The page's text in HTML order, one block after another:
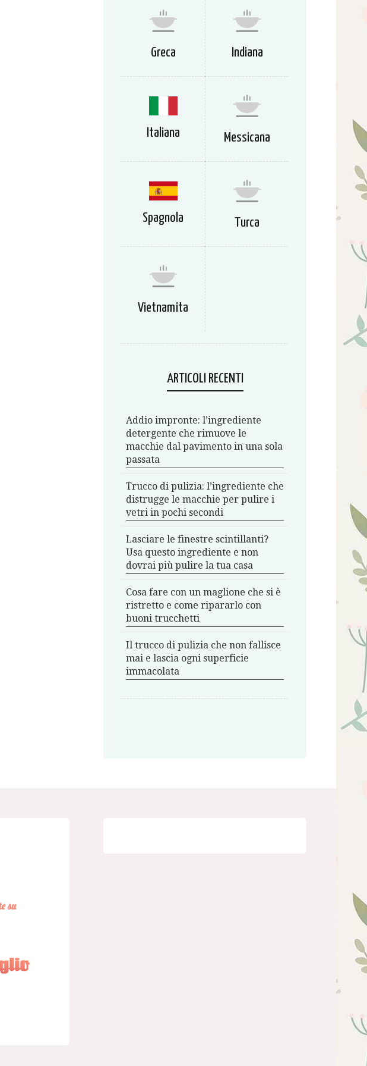
Greca Indiana
Italiana Messicana
Spagnola Turca
Vietnamita
ARTICOLI RECENTI
Addio impronte: l’ingrediente
detergente che rimuove le
macchie dal pavimento in una sola
passata
Trucco di pulizia: l’ingrediente che
distrugge le macchie per pulire i
vetri in pochi secondi
Lasciare le finestre scintillanti?
Usa questo ingrediente e non
dovrai più pulire la tua casa
Cosa fare con un maglione che si è
ristretto e come ripararlo con
buoni trucchetti
Il trucco di pulizia che non fallisce
mai e lascia ogni superficie
immacolata